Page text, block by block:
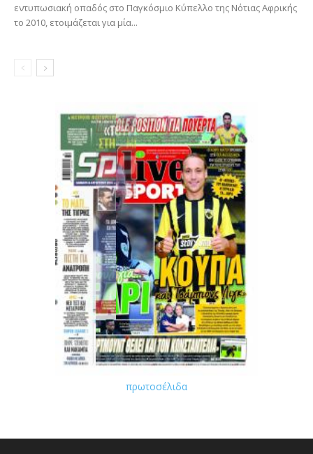
εντυπωσιακή οπαδός στο Παγκόσμιο Κύπελλο της Νότιας Αφρικής
το 2010, ετοιμάζεται για μία...
πρωτοσέλιδα